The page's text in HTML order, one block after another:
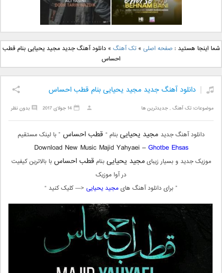
دانلود آهنگ جدید بهنام
بانی بنام قرص قمر 2
دانلود آهنگ جدید علی
یاسینی بنام دورترین نزدیک
شما اینجا هستید :صفحه اصلی »تک آهنگ »دانلود آهنگ جدید مجید یحیایی بنام قطب
احساس
دانلود آهنگ جدید مجید یحیایی بنام قطب احساس
موضوعات:تک آهنگ ,جدیدترین ها بدون نظر 14 جولای 2017
دانلود آهنگ جدید مجید یحیاییبنام “ قطب احساس” با لینک مستقیم
Download New Music Majid Yahyaei –Ghotbe Ehsas
موزیک جدید و بسیار زیبایمجید یحیاییبنامقطب احساسبا بالاترین کیفیت
در آوا موزیک
” برای دانلود آهنگ هایمجید یحیایی <— کلیک کنید “